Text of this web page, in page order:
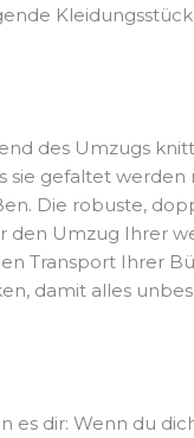
des Umzugs
sie gefaltet
Die robuste,
Umzug Ihrer
Transport Ihrer
damit alles
es dir: Wenn du